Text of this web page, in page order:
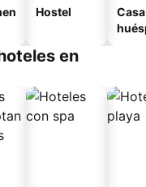
Hostel
en